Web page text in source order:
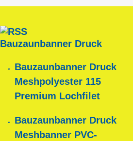
Bauzaunbanner Druck
Bauzaunbanner Druck
Meshpolyester 115
Premium Lochfilet
Bauzaunbanner Druck
Meshbanner PVC-